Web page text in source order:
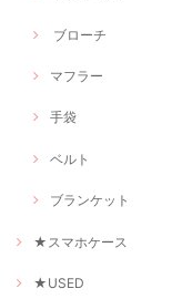
ブローチ
マフラー
手袋
ベルト
ブランケット
★スマホケース
★USED